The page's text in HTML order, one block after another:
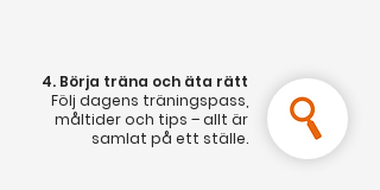
4. Börja träna och äta rätt
Följ dagens träningspass,
måltider och tips – allt är
samlat på ett ställe.